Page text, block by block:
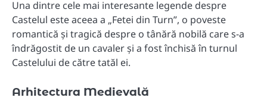
Una dintre cele mai interesante legende despre
Castelul este aceea a „Fetei din Turn”, o poveste
romantică și tragică despre o tânără nobilă care s-a
îndrăgostit de un cavaler și a fost închisă în turnul
Castelului de către tatăl ei.
Arhitectura Medievală